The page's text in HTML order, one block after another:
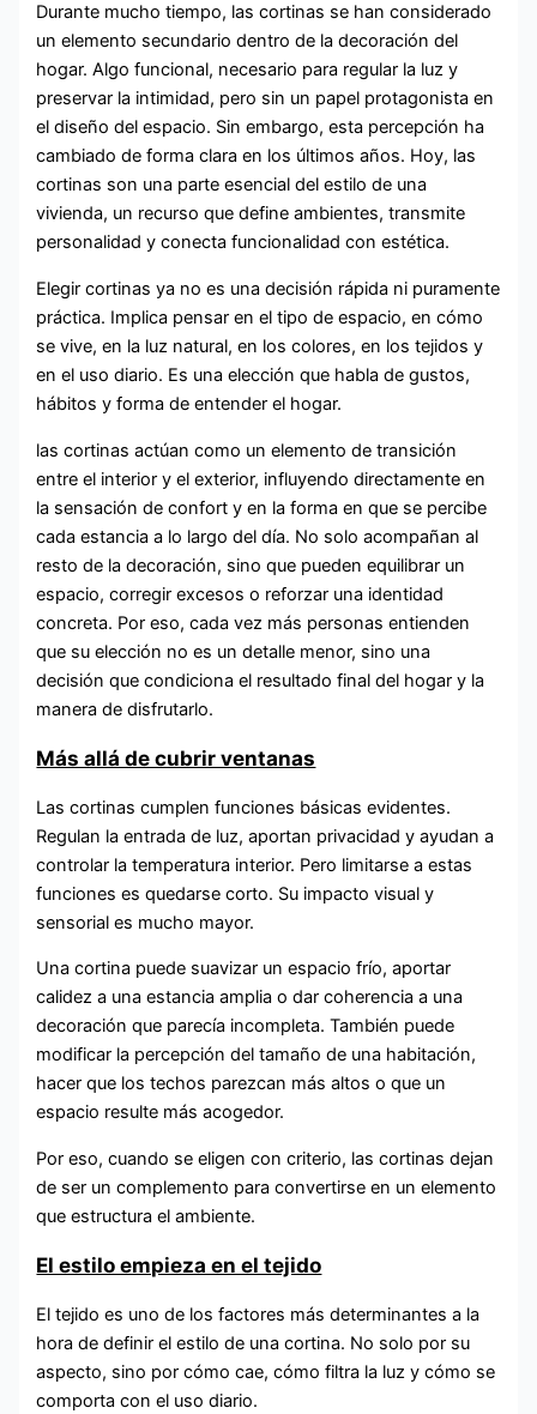
Durante mucho tiempo, las cortinas se han considerado
un elemento secundario dentro de la decoración del
hogar. Algo funcional, necesario para regular la luz y
preservar la intimidad, pero sin un papel protagonista en
el diseño del espacio. Sin embargo, esta percepción ha
cambiado de forma clara en los últimos años. Hoy, las
cortinas son una parte esencial del estilo de una
vivienda, un recurso que define ambientes, transmite
personalidad y conecta funcionalidad con estética.
Elegir cortinas ya no es una decisión rápida ni puramente
práctica. Implica pensar en el tipo de espacio, en cómo
se vive, en la luz natural, en los colores, en los tejidos y
en el uso diario. Es una elección que habla de gustos,
hábitos y forma de entender el hogar.
las cortinas actúan como un elemento de transición
entre el interior y el exterior, influyendo directamente en
la sensación de confort y en la forma en que se percibe
cada estancia a lo largo del día. No solo acompañan al
resto de la decoración, sino que pueden equilibrar un
espacio, corregir excesos o reforzar una identidad
concreta. Por eso, cada vez más personas entienden
que su elección no es un detalle menor, sino una
decisión que condiciona el resultado final del hogar y la
manera de disfrutarlo.
Más allá de cubrir ventanas
Las cortinas cumplen funciones básicas evidentes.
Regulan la entrada de luz, aportan privacidad y ayudan a
controlar la temperatura interior. Pero limitarse a estas
funciones es quedarse corto. Su impacto visual y
sensorial es mucho mayor.
Una cortina puede suavizar un espacio frío, aportar
calidez a una estancia amplia o dar coherencia a una
decoración que parecía incompleta. También puede
modificar la percepción del tamaño de una habitación,
hacer que los techos parezcan más altos o que un
espacio resulte más acogedor.
Por eso, cuando se eligen con criterio, las cortinas dejan
de ser un complemento para convertirse en un elemento
que estructura el ambiente.
El estilo empieza en el tejido
El tejido es uno de los factores más determinantes a la
hora de definir el estilo de una cortina. No solo por su
aspecto, sino por cómo cae, cómo filtra la luz y cómo se
comporta con el uso diario.